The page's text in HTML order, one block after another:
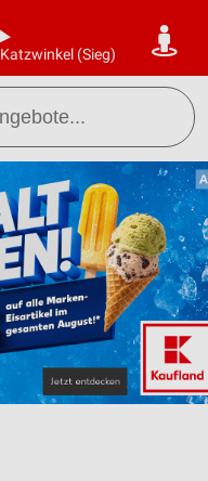
Katzwinkel (Sieg)